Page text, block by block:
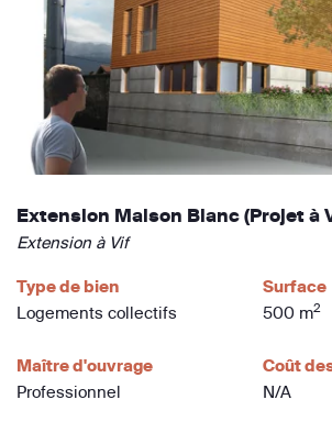
Extension Maison Blanc (Projet à
Extension à Vif
Type de bien
Logements collectifs
Surface
500 m2
Maître d'ouvrage
Professionnel
Coût
N/A